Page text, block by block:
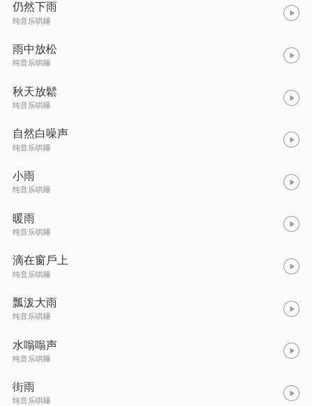
仍然下雨
纯音乐哄睡
雨中放松
纯音乐哄睡
秋天放鬆
纯音乐哄睡
自然白噪声
纯音乐哄睡
小雨
纯音乐哄睡
暖雨
纯音乐哄睡
滴在窗戶上
纯音乐哄睡
瓢泼大雨
纯音乐哄睡
水嗡嗡声
纯音乐哄睡
街雨
纯音乐哄睡